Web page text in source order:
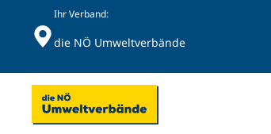
Skip to main content
Ihr Verband:
die NÖ Umweltverbände